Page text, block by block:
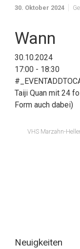
30. Oktober 2024
Wann
30.10.2024
17:00 - 18:30
Taiji Quan mit 24
Form auch dabei)
VHS Marzahn-
Neuigkeiten